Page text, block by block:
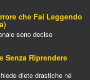
che Fai Leggendo
sono decise
Senza Riprendere
diete drastiche né